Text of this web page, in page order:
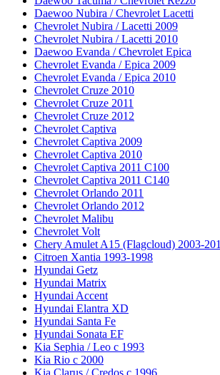
Daewoo Nubira / Chevrolet Lacetti
Chevrolet Nubira / Lacetti 2009
Chevrolet Nubira / Lacetti 2010
Daewoo Evanda / Chevrolet Epica
Chevrolet Evanda / Epica 2009
Chevrolet Evanda / Epica 2010
Chevrolet Cruze 2010
Chevrolet Cruze 2011
Chevrolet Cruze 2012
Chevrolet Captiva
Chevrolet Captiva 2009
Chevrolet Captiva 2010
Chevrolet Captiva 2011 C100
Chevrolet Captiva 2011 C140
Chevrolet Orlando 2011
Chevrolet Orlando 2012
Chevrolet Malibu
Chevrolet Volt
Chery Amulet A15 (Flagcloud) 2003-
Citroen Xantia 1993-1998
Hyundai Getz
Hyundai Matrix
Hyundai Accent
Hyundai Elantra XD
Hyundai Santa Fe
Hyundai Sonata EF
Kia Sephia / Leo с 1993
Kia Rio с 2000